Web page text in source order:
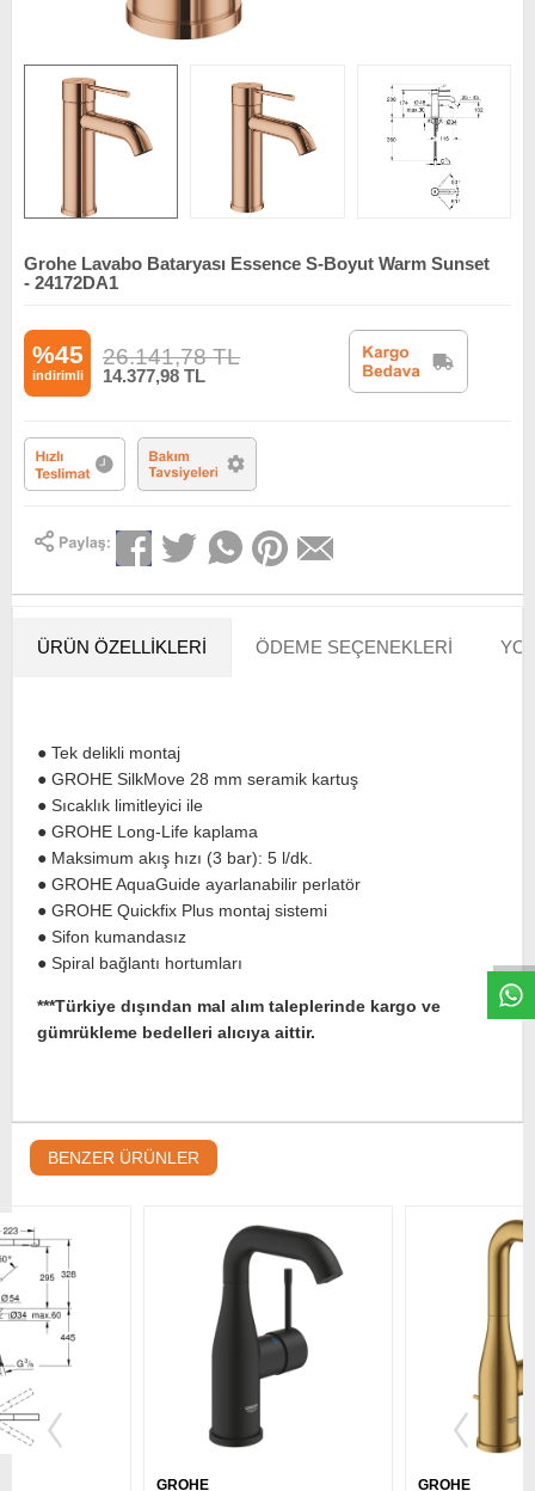
Grohe Lavabo Bataryası Essence S-Boyut Warm Sunset
- 24172DA1
%45
indirimli
26.141,78TL
14.377,98 TL
ÜRÜN ÖZELLIKLERI ÖDEME SEÇENEKLERI
● Tek delikli montaj
● GROHE SilkMove 28 mm seramik kartuş
● Sıcaklık limitleyici ile
● GROHE Long-Life kaplama
● Maksimum akış hızı (3 bar): 5 l/dk.
● GROHE AquaGuide ayarlanabilir perlatör
● GROHE Quickfix Plus montaj sistemi
● Sifon kumandasız
● Spiral bağlantı hortumları
***Türkiye dışından mal alım taleplerinde kargo ve
gümrükleme bedelleri alıcıya aittir.
BENZER ÜRÜNLER